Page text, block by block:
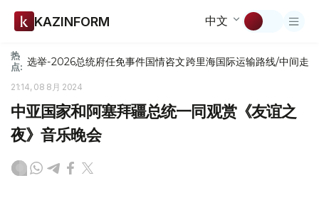
KAZINFORM 中文
热
点: 选举-2026总统府任免事件国情咨文跨里海国际运输路线/中间走廊
21:14, 08 8月 2024
中亚国家和阿塞拜疆总统一同观赏《友谊之
夜》音乐晚会